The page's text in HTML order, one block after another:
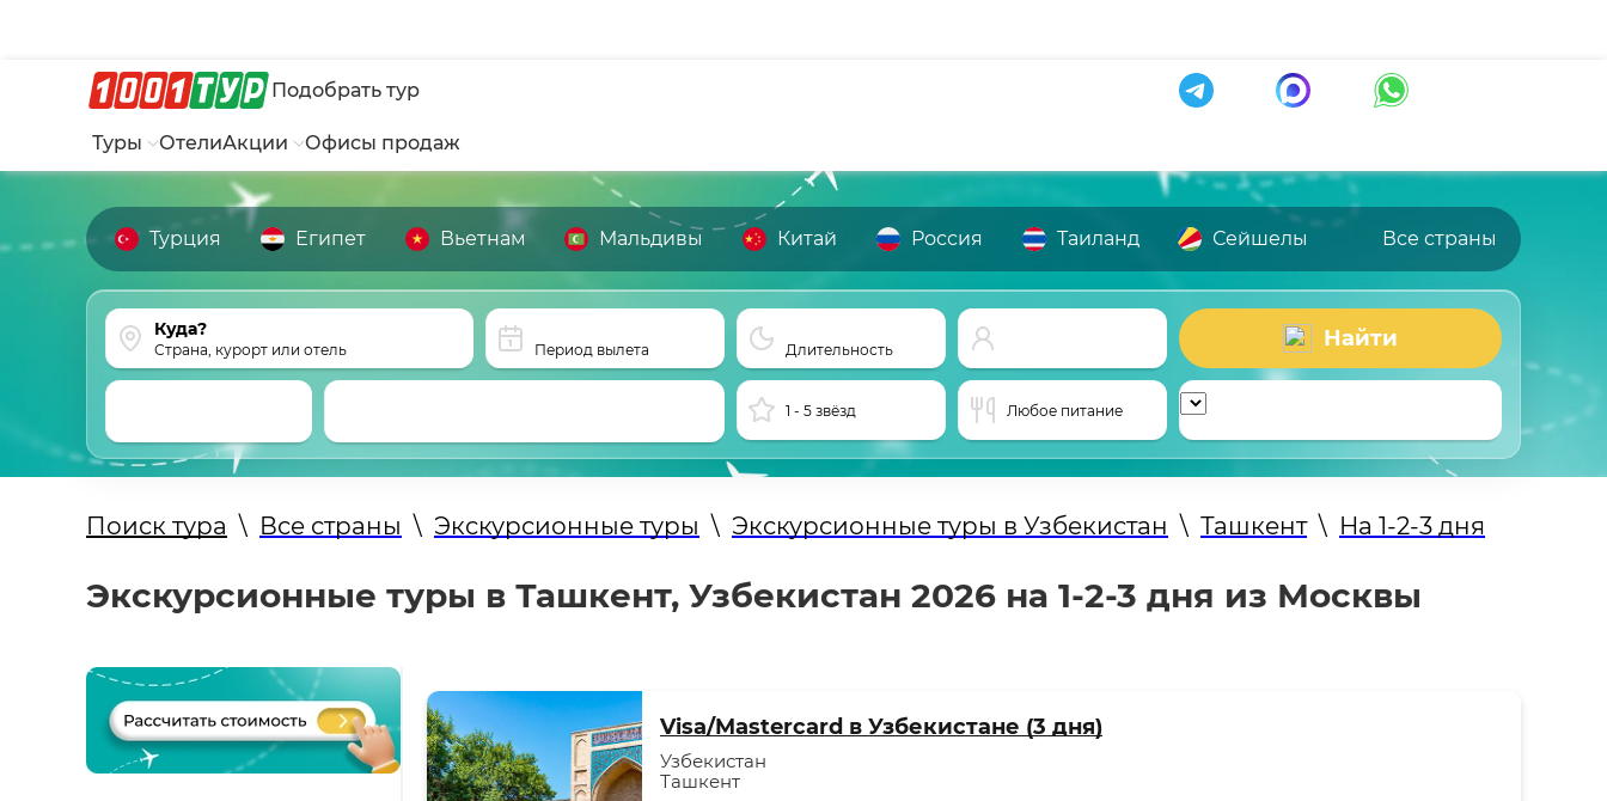
Подобрать тур
Туры ОтелиАкции Офисы продаж
Турция Египет Вьетнам Мальдивы Китай Россия Таиланд Сейшелы Все страны
Страна, курорт или отель Период вылета Длительность Найти
1 - 5 звёзд Любое питание
Поиск тура \ Все страны \ Экскурсионные туры \ Экскурсионные туры в Узбекистан \ Ташкент \ На 1-2-3 дня
Экскурсионные туры в Ташкент, Узбекистан 2026 на 1-2-3 дня из Москвы
Visa/Mastercard в Узбекистане (3 дня)
Узбекистан
Ташкент